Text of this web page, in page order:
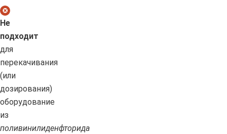
Не
подходит
для
перекачивания
(или
дозирования)
оборудование
из
поливинилиденфторида